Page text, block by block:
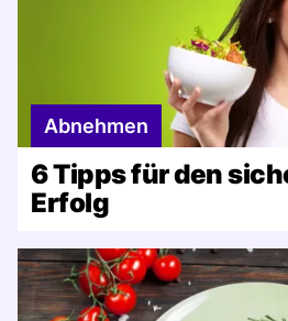
Abnehmen
6 Tipps für den
Erfolg